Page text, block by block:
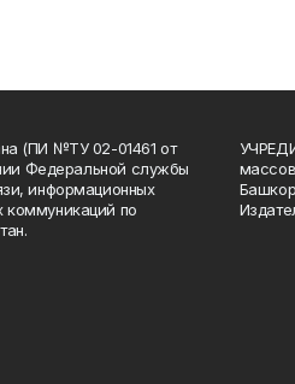
(ПИ №ТУ 02-01461 от
Федеральной службы
информационных
коммуникаций по